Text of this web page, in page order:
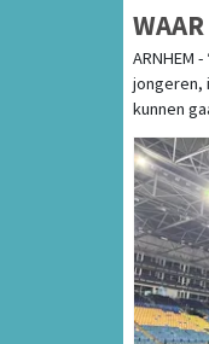
ARNHEM
jongeren,
kunnen